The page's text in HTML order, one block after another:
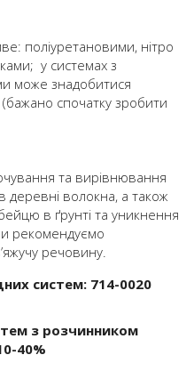
поліуретановими, нітро
у системах з
може знадобитися
спочатку зробити
та вирівнювання
волокна, а також
в ґрунті та уникнення
рекомендуємо
речовину.
систем: 714-0020
з розчинником
40%